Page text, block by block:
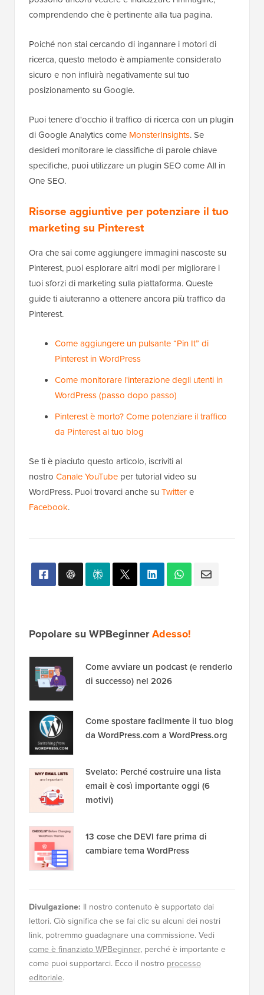
comprendendo che è pertinente alla tua pagina.
Poiché non stai cercando di ingannare i motori di
ricerca, questo metodo è ampiamente considerato
sicuro e non influirà negativamente sul tuo
posizionamento su Google.
Puoi tenere d'occhio il traffico di ricerca con un plugin
di Google Analytics come MonsterInsights. Se
desideri monitorare le classifiche di parole chiave
specifiche, puoi utilizzare un plugin SEO come All in
One SEO.
Risorse aggiuntive per potenziare il tuo
marketing su Pinterest
Ora che sai come aggiungere immagini nascoste su
Pinterest, puoi esplorare altri modi per migliorare i
tuoi sforzi di marketing sulla piattaforma. Queste
guide ti aiuteranno a ottenere ancora più traffico da
Pinterest.
Come aggiungere un pulsante “Pin It” di
Pinterest in WordPress
Come monitorare l'interazione degli utenti in
WordPress (passo dopo passo)
Pinterest è morto? Come potenziare il traffico
da Pinterest al tuo blog
Se ti è piaciuto questo articolo, iscriviti al
nostro Canale YouTube per tutorial video su
WordPress. Puoi trovarci anche su Twittere
Facebook.
Popolare su WPBeginnerAdesso!
Come avviare un podcast (e renderlo
di successo) nel 2026
Come spostare facilmente il tuo blog
da WordPress.com a WordPress.org
Svelato: Perché costruire una lista
email è così importante oggi (6
motivi)
13 cose che DEVI fare prima di
cambiare tema WordPress
Divulgazione: Il nostro contenuto è supportato dai
lettori. Ciò significa che se fai clic su alcuni dei nostri
link, potremmo guadagnare una commissione. Vedi
come è finanziato WPBeginner, perché è importante e
come puoi supportarci. Ecco il nostro processo
editoriale.